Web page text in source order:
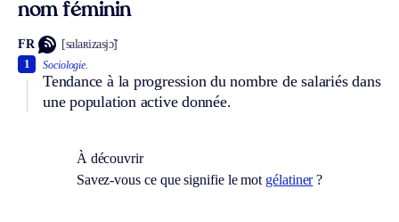
nom féminin
FR [salaʀizasjɔ̃]
Sociologie.
Tendance à la progression du nombre de salariés dans
une population active donnée.
1
À découvrir
Savez-vous ce que signifie le mot gélatiner?